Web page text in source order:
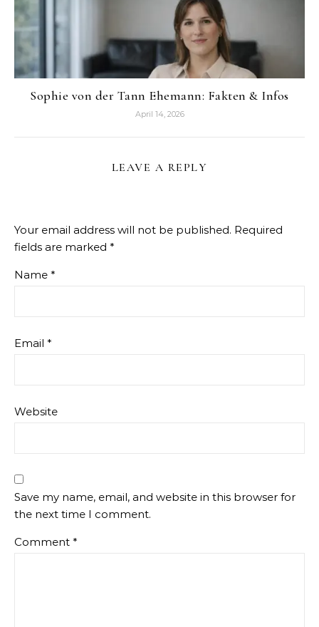
Sophie von der Tann Ehemann: Fakten & Infos
April 14, 2026
LEAVE A REPLY
Your email address will not be published. Required
fields are marked *
Name *
Email *
Website
Save my name, email, and website in this browser for
the next time I comment.
Comment *